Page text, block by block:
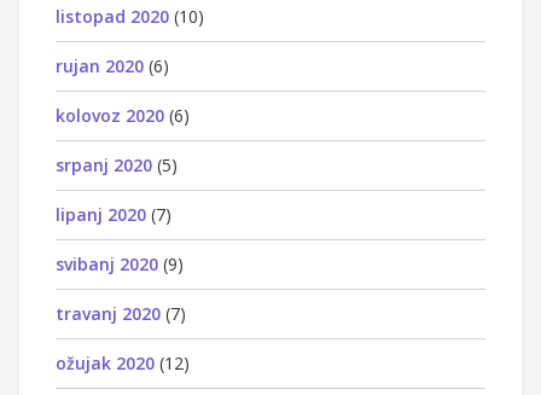
listopad 2020 (10)
rujan 2020 (6)
kolovoz 2020 (6)
srpanj 2020 (5)
lipanj 2020 (7)
svibanj 2020 (9)
travanj 2020 (7)
ožujak 2020 (12)